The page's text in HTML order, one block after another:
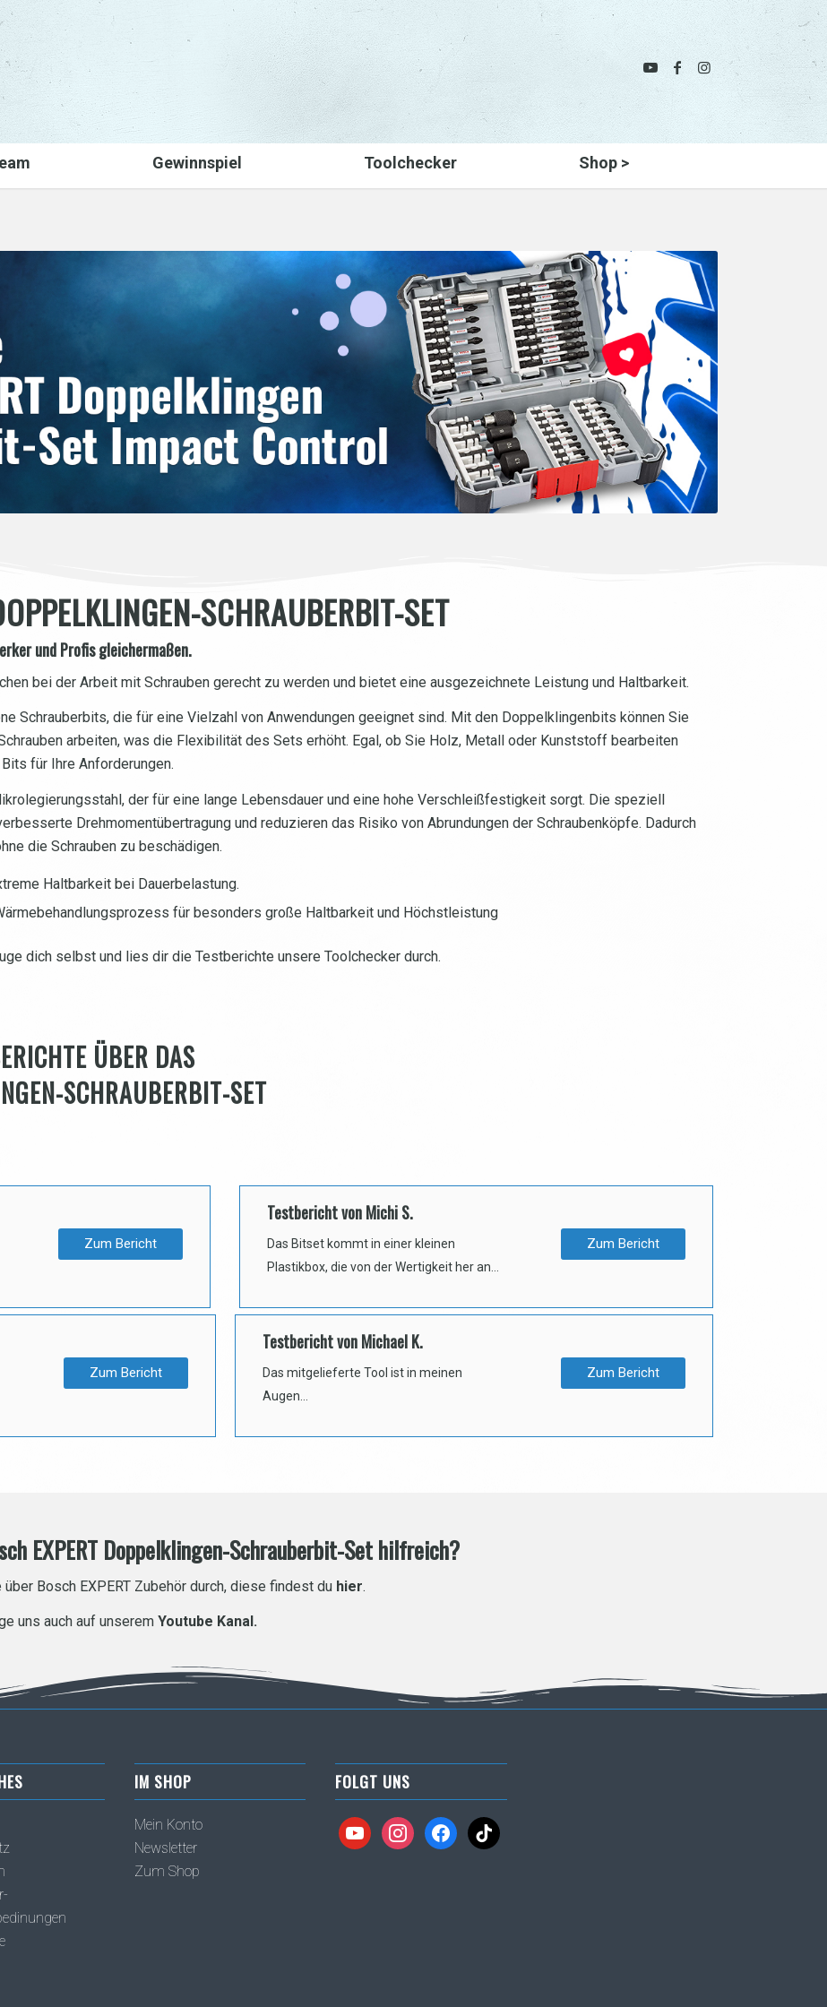
Gewinnspiel Toolchecker Shop >
SCHRAUBERBIT-SET
und Profis gleichermaßen.
bei der Arbeit mit Schrauben gerecht zu werden und bietet eine ausgezeichnete Leistung und Haltbarkeit.
Schrauberbits, die für eine Vielzahl von Anwendungen geeignet sind. Mit den Doppelklingenbits können Sie
arbeiten, was die Flexibilität des Sets erhöht. Egal, ob Sie Holz, Metall oder Kunststoff bearbeiten
für Ihre Anforderungen.
der für eine lange Lebensdauer und eine hohe Verschleißfestigkeit sorgt. Die speziell
Drehmomentübertragung und reduzieren das Risiko von Abrundungen der Schraubenköpfe. Dadurch
die Schrauben zu beschädigen.
Haltbarkeit bei Dauerbelastung.
für besonders große Haltbarkeit und Höchstleistung
dich selbst und lies dir die Testberichte unsere Toolchecker durch.
ÜBER DAS
SCHRAUBERBIT-SET
Zum Bericht
Testbericht von Michi S.
Das Bitset kommt in einer kleinen
Plastikbox, die von der Wertigkeit her an…
Zum Bericht
Zum Bericht
Testbericht von Michael K.
Das mitgelieferte Tool ist in meinen
Augen…
Zum Bericht
EXPERT Doppelklingen-Schrauberbit-Set hilfreich?
Bosch EXPERT Zubehör durch, diese findest du hier.
uns auch auf unserem Youtube Kanal.
IM SHOP
Mein Konto
Newsletter
Zum Shop
FOLGT UNS
youtubeinstagramfacebooktiktok